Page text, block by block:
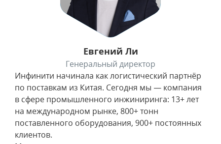
Евгений Ли
Генеральный директор
Инфинити начинала как логистический партнёр
по поставкам из Китая. Сегодня мы — компания
в сфере промышленного инжиниринга: 13+ лет
на международном рынке, 800+ тонн
поставленного оборудования, 900+ постоянных
клиентов.